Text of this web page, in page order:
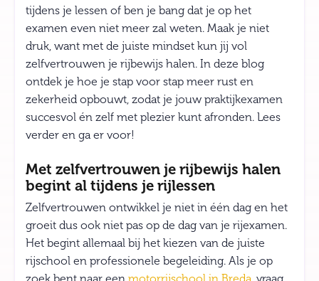
tijdens je lessen of ben je bang dat je op het
examen even niet meer zal weten. Maak je niet
druk, want met de juiste mindset kun jij vol
zelfvertrouwen je rijbewijs halen. In deze blog
ontdek je hoe je stap voor stap meer rust en
zekerheid opbouwt, zodat je jouw praktijkexamen
succesvol én zelf met plezier kunt afronden. Lees
verder en ga er voor!
Met zelfvertrouwen je rijbewijs halen
begint al tijdens je rijlessen
Zelfvertrouwen ontwikkel je niet in één dag en het
groeit dus ook niet pas op de dag van je rijexamen.
Het begint allemaal bij het kiezen van de juiste
rijschool en professionele begeleiding. Als je op